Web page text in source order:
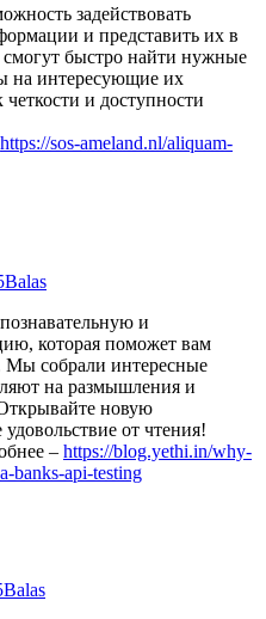
задействовать
и представить их в
быстро найти нужные
на интересующие их
и доступности
https://sos-ameland.nl/aliquam-
Balas
и
которая поможет вам
Мы собрали интересные
на размышления и
новую
от чтения!
– https://blog.yethi.in/why-
banks-api-testing
Balas